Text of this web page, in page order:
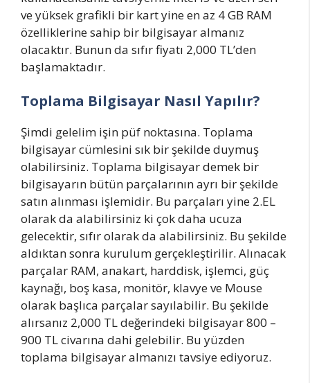
ve yüksek grafikli bir kart yine en az 4 GB RAM
özelliklerine sahip bir bilgisayar almanız
olacaktır. Bunun da sıfır fiyatı 2,000 TL’den
başlamaktadır.
Toplama Bilgisayar Nasıl Yapılır?
Şimdi gelelim işin püf noktasına. Toplama
bilgisayar cümlesini sık bir şekilde duymuş
olabilirsiniz. Toplama bilgisayar demek bir
bilgisayarın bütün parçalarının ayrı bir şekilde
satın alınması işlemidir. Bu parçaları yine 2.EL
olarak da alabilirsiniz ki çok daha ucuza
gelecektir, sıfır olarak da alabilirsiniz. Bu şekilde
aldıktan sonra kurulum gerçekleştirilir. Alınacak
parçalar RAM, anakart, harddisk, işlemci, güç
kaynağı, boş kasa, monitör, klavye ve Mouse
olarak başlıca parçalar sayılabilir. Bu şekilde
alırsanız 2,000 TL değerindeki bilgisayar 800 –
900 TL civarına dahi gelebilir. Bu yüzden
toplama bilgisayar almanızı tavsiye ediyoruz.